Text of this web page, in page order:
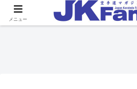
メニュー